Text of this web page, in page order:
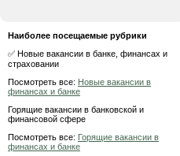
Наиболее посещаемые рубрики
✅ Новые вакансии в банке, финансах и
страховании
Посмотреть все: Новые вакансии в
финансах и банке
Горящие вакансии в банковской и
финансовой сфере
Посмотреть все: Горящие вакансии в
финансах и банке